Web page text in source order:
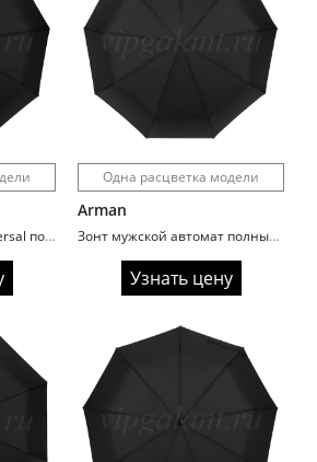
Зонт мужской 552 Universal полный автомат ручка крюк
Одна расцветка модели
Arman
Зонт мужской автомат полный Arman 548 ручка полукрюк
Узнать цену